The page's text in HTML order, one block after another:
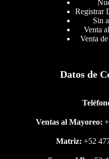
Registrar
Sin
Venta
Venta
Datos de
Ventas al Mayoreo:
Matriz: +52